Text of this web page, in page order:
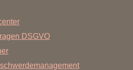
DSGVO